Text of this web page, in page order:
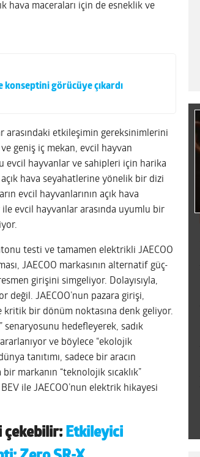
hava maceraları için de esneklik ve
görücüye çıkardı
arasındaki etkileşimin gereksinimlerini
geniş iç mekan, evcil hayvan
evcil hayvanlar ve sahipleri için harika
hava seyahatlerine yönelik bir dizi
evcil hayvanlarının açık hava
evcil hayvanlar arasında uyumlu bir
testi ve tamamen elektrikli JAECOO
JAECOO markasının alternatif güç-
girişini simgeliyor. Dolayısıyla,
değil. JAECOO’nun pazara girişi,
bir dönüm noktasına denk geliyor.
senaryosunu hedefleyerek, sadık
ve böylece “ekolojik
tanıtımı, sadece bir aracın
markanın “teknolojik sıcaklık”
ile JAECOO’nun elektrik hikayesi
çekebilir: Etkileyici